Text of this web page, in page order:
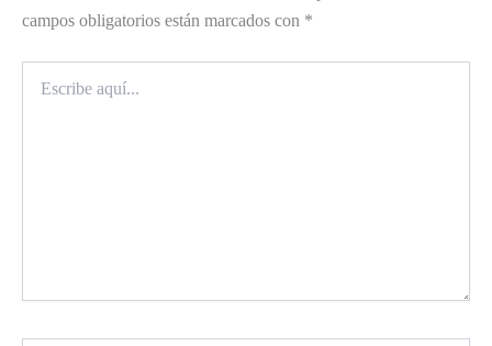
campos obligatorios están marcados con *
aquí...